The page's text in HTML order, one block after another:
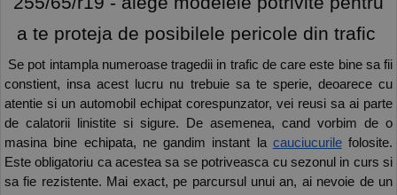
a te proteja de posibilele pericole din trafic
constient, insa acest lucru nu trebuie sa te sperie, deoarece cu
atentie si un automobil echipat corespunzator, vei reusi sa ai parte
de calatorii linistite si sigure. De asemenea, cand vorbim de o
masina bine echipata, ne gandim instant la cauciucurile folosite.
Este obligatoriu ca acestea sa se potriveasca cu sezonul in curs si
sa fie rezistente. Mai exact, pe parcursul unui an, ai nevoie de un